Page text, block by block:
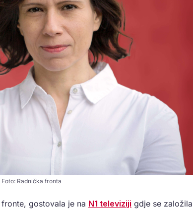
Radnička fronta
gostovala je na N1 televiziji gdje se založila